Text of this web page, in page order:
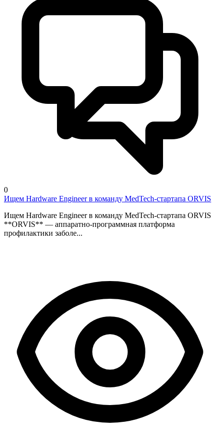
0
Ищем Hardware Engineer в команду MedTech-стартапа ORVIS
Ищем Hardware Engineer в команду MedTech-стартапа ORVIS
**ORVIS** — аппаратно-программная платформа
профилактики заболе...